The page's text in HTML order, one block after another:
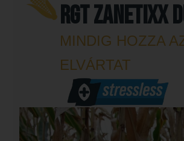
RGT ZANETIXX
MINDIG HOZZA
ELVÁRTAT